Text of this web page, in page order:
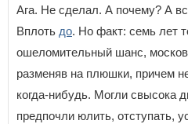
Ага. Не сделал. А почему? А
Вплоть до. Но факт: семь лет
ошеломительный шанс,
разменяв на плюшки, причем
когда-нибудь. Могли свысока
предпочли юлить, отступать,